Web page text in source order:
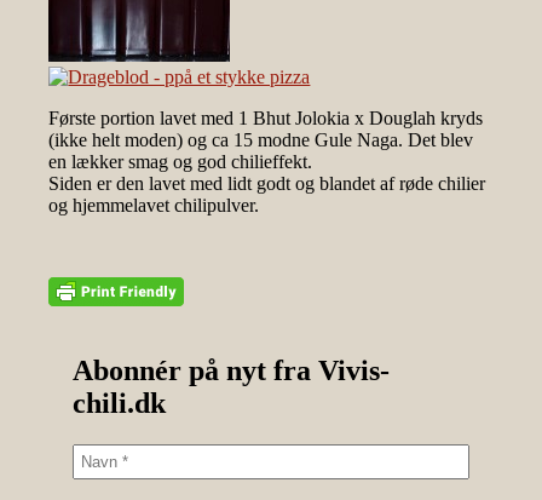
Første portion lavet med 1 Bhut Jolokia x Douglah kryds
(ikke helt moden) og ca 15 modne Gule Naga. Det blev
en lækker smag og god chilieffekt.
Siden er den lavet med lidt godt og blandet af røde chilier
og hjemmelavet chilipulver.
Abonnér på nyt fra Vivis-
chili.dk